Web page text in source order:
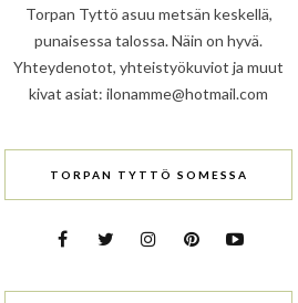
Torpan Tyttö asuu metsän keskellä,
punaisessa talossa. Näin on hyvä.
Yhteydenotot, yhteistyökuviot ja muut
kivat asiat: ilonamme@hotmail.com
TORPAN TYTTÖ SOMESSA